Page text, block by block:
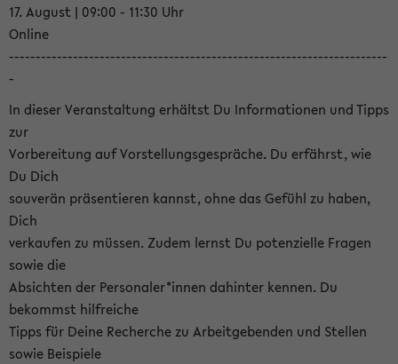
17. August | 09:00 - 11:30 Uhr
Online
-----------------------------------------------------------------------
-
In dieser Veranstaltung erhältst Du Informationen und Tipps
zur
Vorbereitung auf Vorstellungsgespräche. Du erfährst, wie
Du Dich
souverän präsentieren kannst, ohne das Gefühl zu haben,
Dich
verkaufen zu müssen. Zudem lernst Du potenzielle Fragen
sowie die
Absichten der Personaler*innen dahinter kennen. Du
bekommst hilfreiche
Tipps für Deine Recherche zu Arbeitgebenden und Stellen
sowie Beispiele